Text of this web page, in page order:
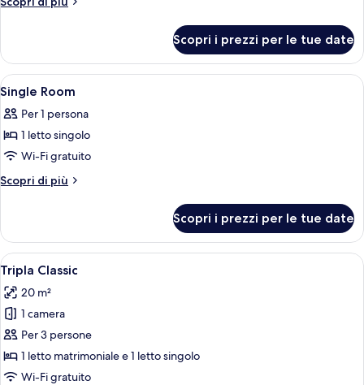
Classic
Scopri i prezzi per le tue date
Apri
tutte
le
foto
per
Single
Una cassaforte in camera, una
8
Single Room
Per 1 persona
1 letto singolo
Wi-Fi gratuito
Scopri di più
Altri
Room
Scopri i prezzi per le tue date
Apri
tutte
le
foto
per
Tripla
Classic
Una camera d'albergo con un letto,
2
Tripla Classic
20 m²
1 camera
Per 3 persone
1 letto matrimoniale e 1 letto singolo
Wi-Fi gratuito